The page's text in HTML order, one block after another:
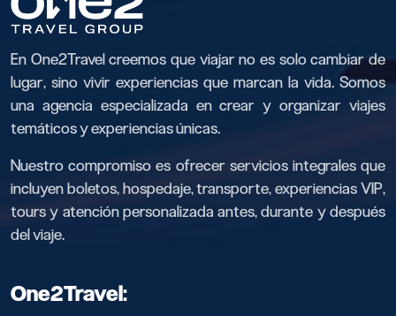
En One2Travel creemos que viajar no es solo cambiar de
lugar, sino vivir experiencias que marcan la vida. Somos
una agencia especializada en crear y organizar viajes
temáticos y experiencias únicas.
Nuestro compromiso es ofrecer servicios integrales que
incluyen boletos, hospedaje, transporte, experiencias VIP,
tours y atención personalizada antes, durante y después
del viaje.
One2Travel: